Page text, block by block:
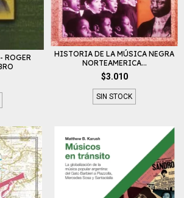
ROGER
HISTORIA DE LA MÚSICA NEGRA
NORTEAMERICA...
$3.010
SIN STOCK